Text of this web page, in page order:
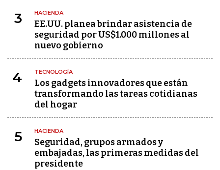
3 HACIENDA
EE.UU. planea brindar asistencia de
seguridad por US$1.000 millones al
nuevo gobierno
4 TECNOLOGÍA
Los gadgets innovadores que están
transformando las tareas cotidianas
del hogar
5 HACIENDA
Seguridad, grupos armados y
embajadas, las primeras medidas del
presidente